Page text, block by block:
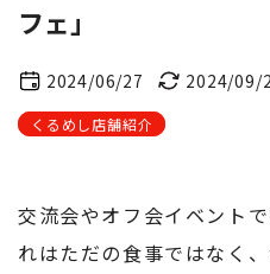
フェ」
2024/06/27 2024/09/
くるめし店舗紹介
交流会やオフ会イベント
れはただの食事ではなく